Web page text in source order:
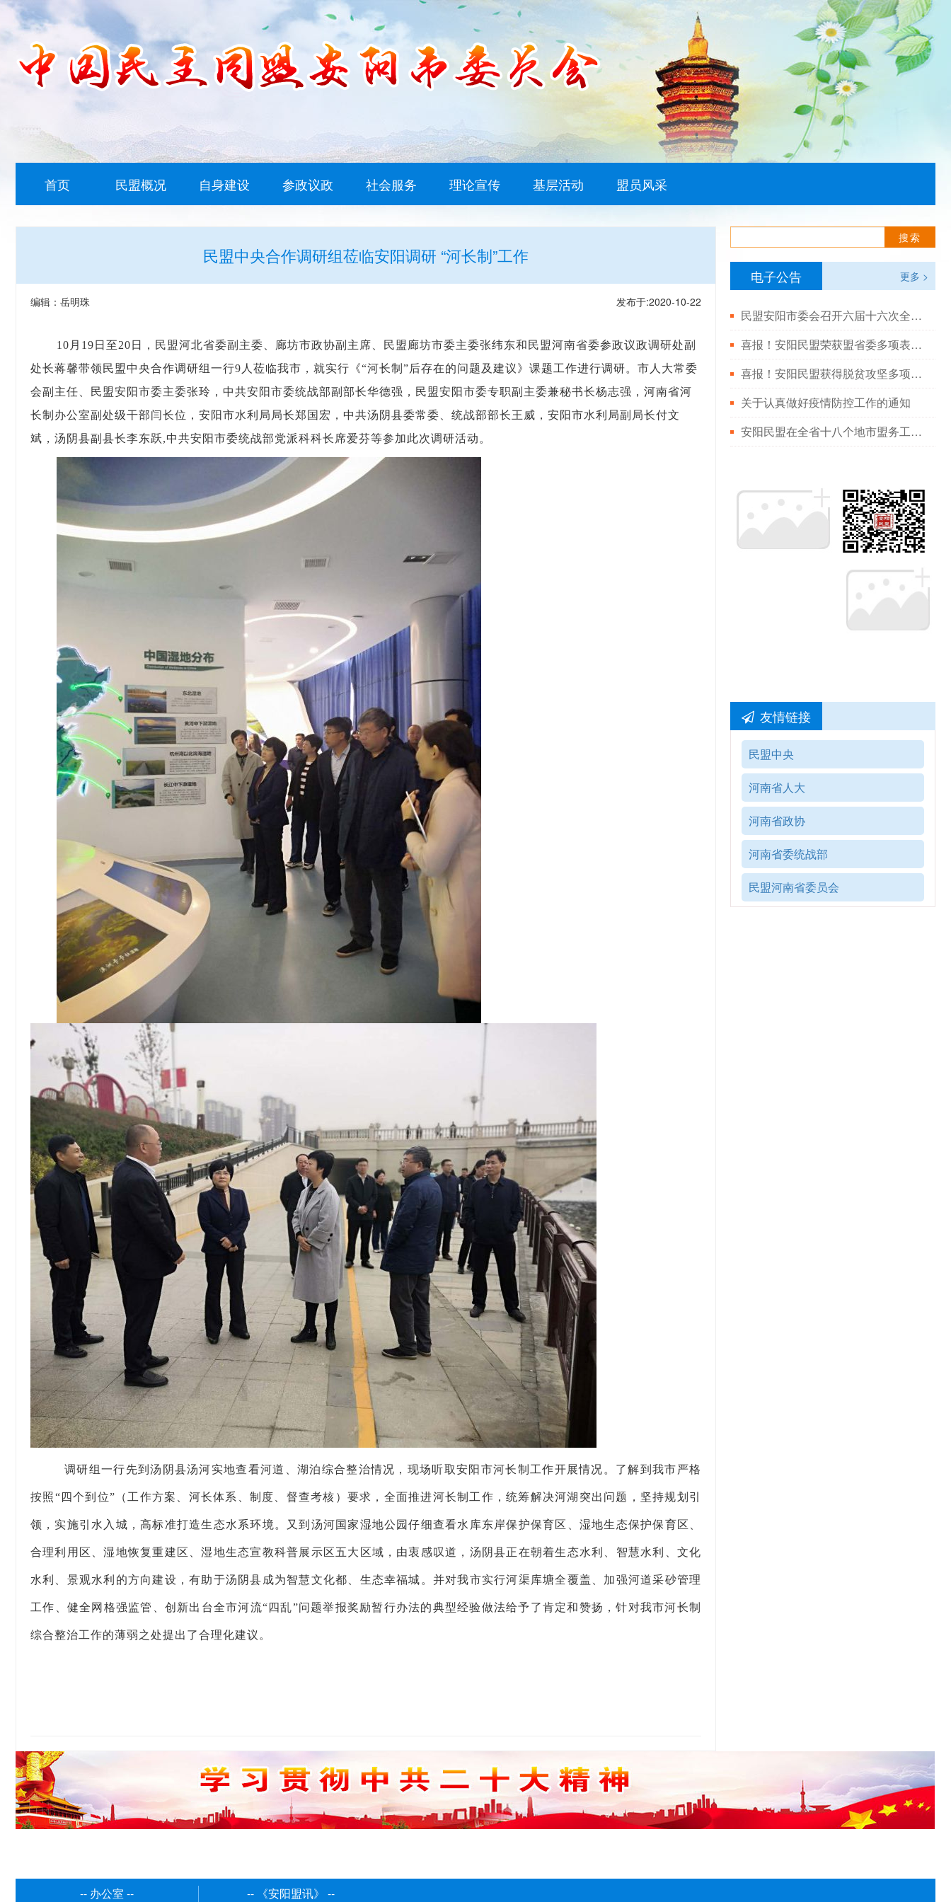
首页 民盟概况 自身建设 参政议政 社会服务 理论宣传 基层活动 盟员风采
民盟中央合作调研组莅临安阳调研 “河长制”工作
编辑：岳明珠 发布于:2020-10-22
10 月19日至20日，民盟河北省委副主委、廊坊市政协副主席、民盟廊坊市委主委张纬东和民盟河南省委参政议政调研处副
处长蒋馨带领民盟中央合作调研组一行9人莅临我市，就实行《“河长制”后存在的问题及建议》课题工作进行调研。市人大常委
会副主任、民盟安阳市委主委张玲，中共安阳市委统战部副部长华德强，民盟安阳市委专职副主委兼秘书长杨志强，河南省河
长制办公室副处级干部闫长位，安阳市水利局局长郑国宏，中共汤阴县委常委、统战部部长王威，安阳市水利局副局长付文
斌，汤阴县副县长李东跃,中共安阳市委统战部党派科科长席爱芬等参加此次调研活动。
调研组一行先到汤阴县汤河实地查看河道、湖泊综合整治情况，现场听取安阳市河长制工作开展情况。了解到我市严格
按照“四个到位”（工作方案、河长体系、制度、督查考核）要求，全面推进河长制工作，统筹解决河湖突出问题，坚持规划引
领，实施引水入城，高标准打造生态水系环境。又到汤河国家湿地公园仔细查看水库东岸保护保育区、湿地生态保护保育区、
合理利用区、湿地恢复重建区、湿地生态宣教科普展示区五大区域，由衷感叹道，汤阴县正在朝着生态水利、智慧水利、文化
水利、景观水利的方向建设，有助于汤阴县成为智慧文化都、生态幸福城。并对我市实行河渠库塘全覆盖、加强河道采砂管理
工作、健全网格强监管、创新出台全市河流“四乱”问题举报奖励暂行办法的典型经验做法给予了肯定和赞扬，针对我市河长制
综合整治工作的薄弱之处提出了合理化建议。
电子公告 更多 >
民盟安阳市委会召开六届十六次全体（扩大）会议
喜报！安阳民盟荣获盟省委多项表彰！
喜报！安阳民盟获得脱贫攻坚多项殊荣
关于认真做好疫情防控工作的通知
安阳民盟在全省十八个地市盟务工作综合排名第二
友情链接
民盟中央
河南省人大
河南省政协
河南省委统战部
民盟河南省委员会
-- 办公室 -- -- 《安阳盟讯》 --